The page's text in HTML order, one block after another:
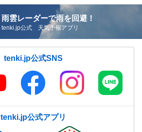
雨雲レーダーで雨を回避！
tenki.jp公式 天気予報アプリ
tenki.jp公式SNS
tenki.jp公式アプリ